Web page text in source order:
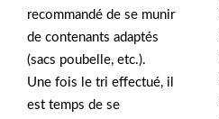
recommandé de se munir
de contenants adaptés
(sacs poubelle, etc.).
Une fois le tri effectué, il
est temps de se